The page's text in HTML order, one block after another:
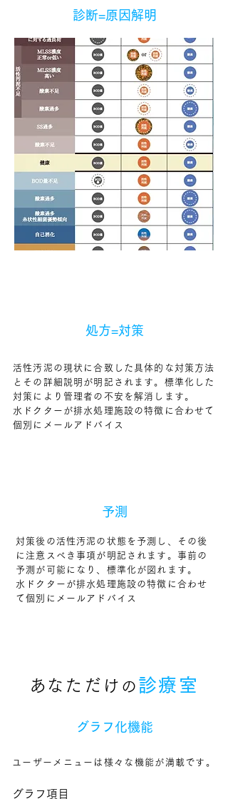
​診断=原因解明
​処方=対策
活性汚泥の現状に合致した具体的な対策方法
とその詳細説明が明記されます。標準化した
対策により管理者の不安を解消します。
水ドクターが排水処理施設の特徴に合わせて
個別にメールアドバイス
予測
対策後の活性汚泥の状態を予測し、その後
に注意スべき事項が明記されます。事前の
予測が可能になり、標準化が図れます。
水ドクターが排水処理施設の特徴に合わせ
て個別にメールアドバイス
​あなただけ の 診療室
グラフ化機能
ユーザーメニューは様々な機能が満載です ​。
グラフ項目